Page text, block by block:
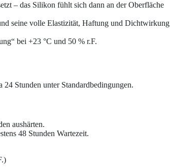
– das Silikon fühlt sich dann an der Oberfläche
seine volle Elastizität, Haftung und Dichtwirkung
bei +23 °C und 50 % r.F.
Stunden unter Standardbedingungen.
aushärten.
48 Stunden Wartezeit.